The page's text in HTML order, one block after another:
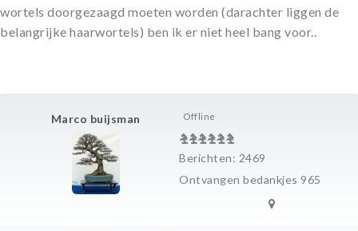
Marco buijsman Offline
Berichten: 2469
Ontvangen bedankjes 965
wortels doorgezaagd moeten worden (darachter liggen de
belangrijke haarwortels) ben ik er niet heel bang voor..